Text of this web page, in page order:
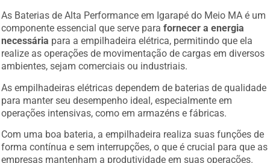
As Baterias de Alta Performance em Igarapé do Meio MA é um
componente essencial que serve parafornecer a energia
necessária para a empilhadeira elétrica, permitindo que ela
realize as operações de movimentação de cargas em diversos
ambientes, sejam comerciais ou industriais.
As empilhadeiras elétricas dependem de baterias de qualidade
para manter seu desempenho ideal, especialmente em
operações intensivas, como em armazéns e fábricas.
Com uma boa bateria, a empilhadeira realiza suas funções de
forma contínua e sem interrupções, o que é crucial para que as
empresas mantenham a produtividade em suas operações.